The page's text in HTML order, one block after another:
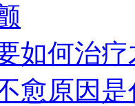
如何治
愈原因